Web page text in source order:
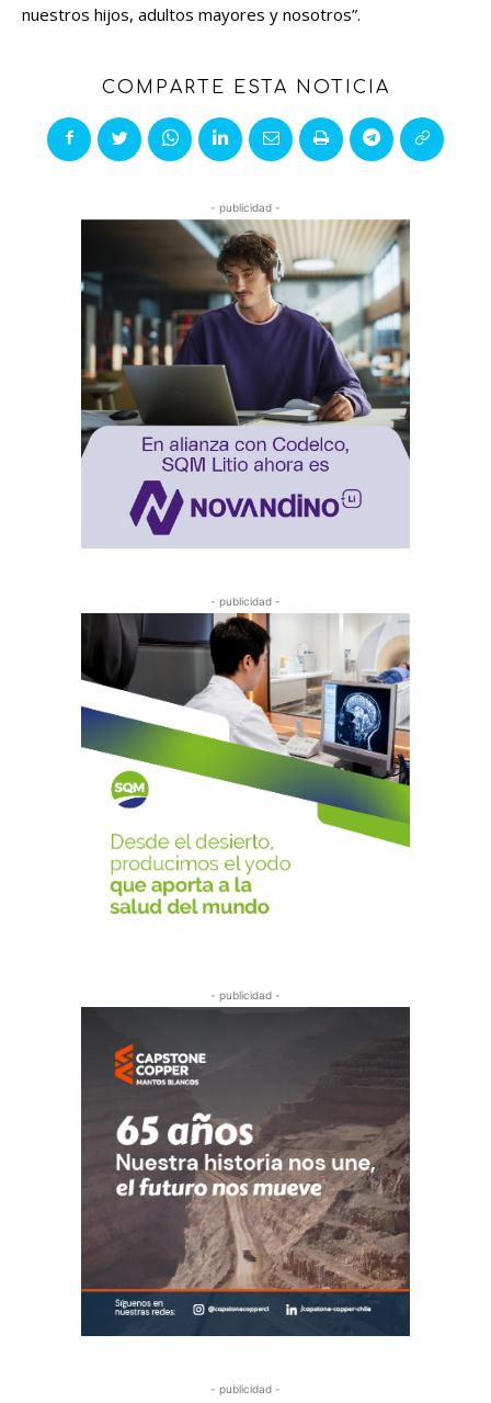
nuestros hijos, adultos mayores y nosotros”.
COMPARTE ESTA NOTICIA
- publicidad -
- publicidad -
- publicidad -
- publicidad -